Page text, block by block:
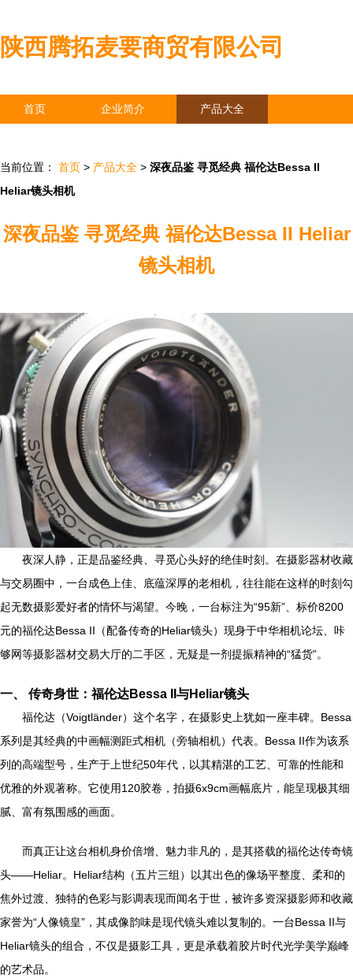
陕西腾拓麦要商贸有限公司
首页 企业简介 产品大全
当前位置： 首页 > 产品大全 > 深夜品鉴 寻觅经典 福伦达Bessa II
Heliar镜头相机
深夜品鉴 寻觅经典 福伦达Bessa II Heliar
镜头相机
夜深人静，正是品鉴经典、寻觅心头好的绝佳时刻。在摄影器材收藏
与交易圈中，一台成色上佳、底蕴深厚的老相机，往往能在这样的时刻勾
起无数摄影爱好者的情怀与渴望。今晚，一台标注为“95新”、标价8200
元的福伦达Bessa II（配备传奇的Heliar镜头）现身于中华相机论坛、咔
够网等摄影器材交易大厅的二手区，无疑是一剂提振精神的“猛货”。
一、 传奇身世：福伦达Bessa II与Heliar镜头
福伦达（Voigtländer）这个名字，在摄影史上犹如一座丰碑。Bessa
系列是其经典的中画幅测距式相机（旁轴相机）代表。Bessa II作为该系
列的高端型号，生产于上世纪50年代，以其精湛的工艺、可靠的性能和
优雅的外观著称。它使用120胶卷，拍摄6x9cm画幅底片，能呈现极其细
腻、富有氛围感的画面。
而真正让这台相机身价倍增、魅力非凡的，是其搭载的福伦达传奇镜
头——Heliar。Heliar结构（五片三组）以其出色的像场平整度、柔和的
焦外过渡、独特的色彩与影调表现而闻名于世，被许多资深摄影师和收藏
家誉为“人像镜皇”，其成像韵味是现代镜头难以复制的。一台Bessa II与
Heliar镜头的组合，不仅是摄影工具，更是承载着胶片时代光学美学巅峰
的艺术品。